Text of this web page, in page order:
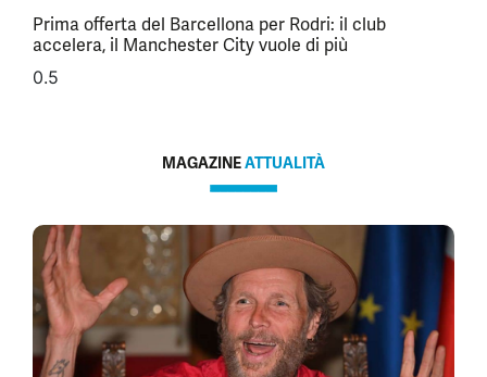
Prima offerta del Barcellona per Rodri: il club
accelera, il Manchester City vuole di più
MAGAZINEATTUALITÀ